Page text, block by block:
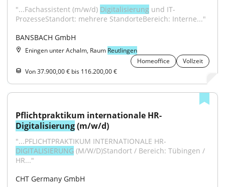
"...Fachassistent (m/w/d) Digitalisierung und IT-
ProzesseStandort: mehrere StandorteBereich: Interne..."
BANSBACH GmbH
Eningen unter Achalm, Raum Reutlingen
Homeoffice
Vollzeit
Von 37.900,00 € bis 116.200,00 €
Pflichtpraktikum internationale HR-
Digitalisierung (m/w/d)
"...PFLICHTPRAKTIKUM INTERNATIONALE HR-
DIGITALISIERUNG (M/W/D)Standort / Bereich: Tübingen /
HR..."
CHT Germany GmbH